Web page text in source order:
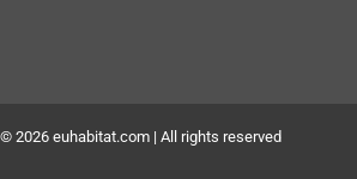
© 2026 euhabitat.com | All rights reserved